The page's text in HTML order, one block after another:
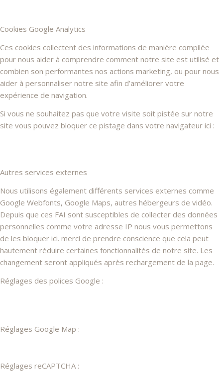
Cookies Google Analytics
Ces cookies collectent des informations de manière compilée
pour nous aider à comprendre comment notre site est utilisé et
combien son performantes nos actions marketing, ou pour nous
aider à personnaliser notre site afin d’améliorer votre
expérience de navigation.
Si vous ne souhaitez pas que votre visite soit pistée sur notre
site vous pouvez bloquer ce pistage dans votre navigateur ici :
Autres services externes
Nous utilisons également différents services externes comme
Google Webfonts, Google Maps, autres hébergeurs de vidéo.
Depuis que ces FAI sont susceptibles de collecter des données
personnelles comme votre adresse IP nous vous permettons
de les bloquer ici. merci de prendre conscience que cela peut
hautement réduire certaines fonctionnalités de notre site. Les
changement seront appliqués après rechargement de la page.
Réglages des polices Google :
Réglages Google Map :
Réglages reCAPTCHA :